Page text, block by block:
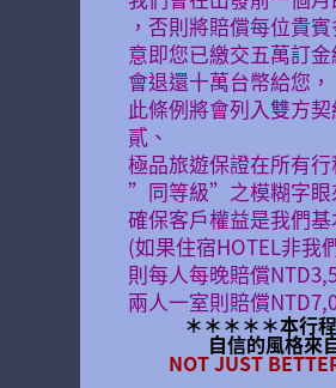
，否則將賠償每位貴
意即您已繳交五萬訂
會退還十萬台幣給您，
此條例將會列入雙方契
貳、
極品旅遊保證在所有
”同等級”之模糊字眼
確保客戶權益是我們基
(如果住宿HOTEL非我
則每人每晚賠償
兩人一室則賠償
＊＊＊＊＊本行
自信的風格來
NOT JUST